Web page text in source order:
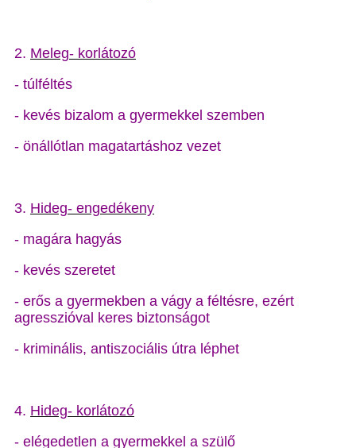
2. Meleg- korlátozó
- túlféltés
- kevés bizalom a gyermekkel szemben
- önállótlan magatartáshoz vezet
3. Hideg- engedékeny
- magára hagyás
- kevés szeretet
- erős a gyermekben a vágy a féltésre, ezért
agresszióval keres biztonságot
- kriminális, antiszociális útra léphet
4. Hideg- korlátozó
- elégedetlen a gyermekkel a szülő